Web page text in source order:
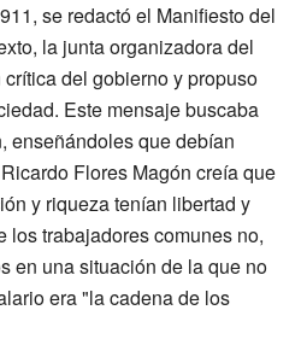
se redactó el Manifiesto del
la junta organizadora del
del gobierno y propuso
Este mensaje buscaba
enseñándoles que debían
Flores Magón creía que
y riqueza tenían libertad y
los trabajadores comunes no,
en una situación de la que no
era "la cadena de los